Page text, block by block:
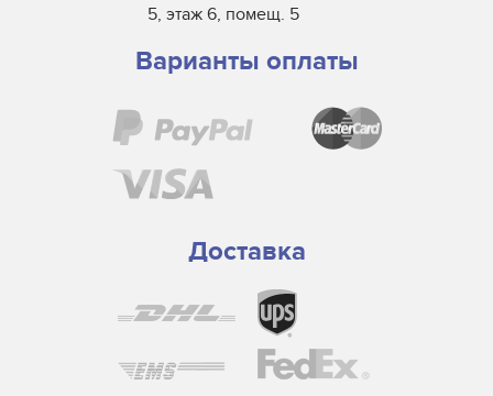
Efsen
Frank Matthew
Grafix
H&S Autoshot
Hanovia
Heidelberg
5, этаж 6, помещ. 5
Варианты оплаты
Доставка